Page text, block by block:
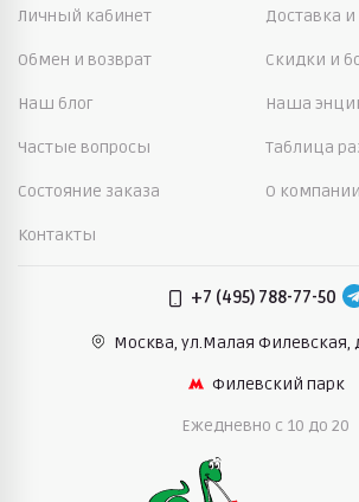
Личный кабинет Доставка и
Обмен и возврат Скидки и
Наш блог Наша
Частые вопросы Таблица
Состояние заказа О компании
Контакты
+7 (495) 788-77-50
Москва, ул.Малая Филевская,
Филевский парк
Ежедневно c 10 до 20